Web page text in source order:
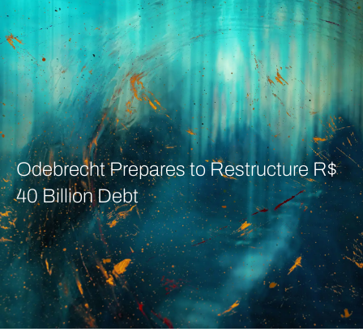
Odebrecht Prepares to Restructure R$
40 Billion Debt